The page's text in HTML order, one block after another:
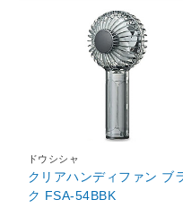
ドウシシャ
クリアハンディファン ブラッ
ク FSA-54BBK